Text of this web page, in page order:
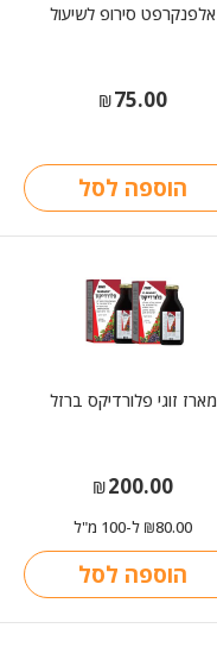
אלפנקרפט סירופ לשיעול
₪75.00
הוספה לסל
מארז זוגי פלורדיקס ברזל
₪200.00
₪80.00 ל-100 מ"ל
הוספה לסל